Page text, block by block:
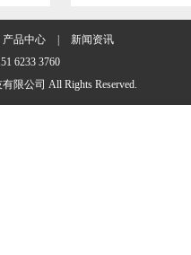
产品中心
新闻资讯
6233 3760
限公司 All Rights Reserved.